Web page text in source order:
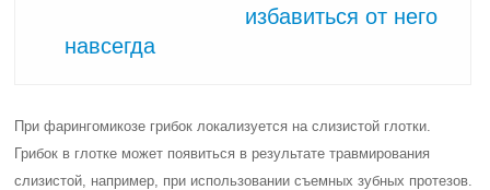
избавиться от него
навсегда
При фарингомикозе грибок локализуется на слизистой глотки.
Грибок в глотке может появиться в результате травмирования
слизистой, например, при использовании съемных зубных протезов.